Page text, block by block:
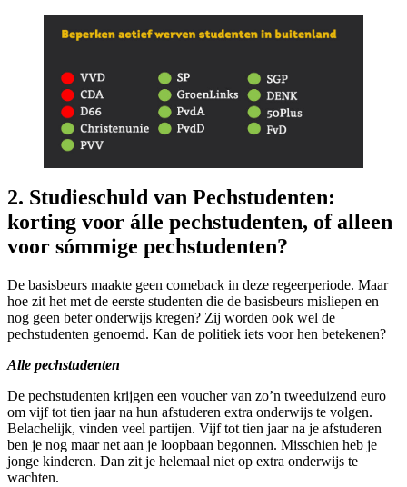
2. Studieschuld van Pechstudenten:
korting voor álle pechstudenten, of alleen
voor sómmige pechstudenten?
De basisbeurs maakte geen comeback in deze regeerperiode. Maar
hoe zit het met de eerste studenten die de basisbeurs misliepen en
nog geen beter onderwijs kregen? Zij worden ook wel de
pechstudenten genoemd. Kan de politiek iets voor hen betekenen?
Alle pechstudenten
De pechstudenten krijgen een voucher van zo’n tweeduizend euro
om vijf tot tien jaar na hun afstuderen extra onderwijs te volgen.
Belachelijk, vinden veel partijen. Vijf tot tien jaar na je afstuderen
ben je nog maar net aan je loopbaan begonnen. Misschien heb je
jonge kinderen. Dan zit je helemaal niet op extra onderwijs te
wachten.